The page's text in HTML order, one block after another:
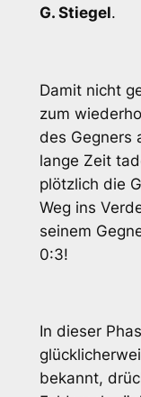
G. Stiegel.
Damit nicht
zum
des Gegners
lange Zeit
plötzlich die
Weg ins
seinem
0:3!
In dieser
bekannt,